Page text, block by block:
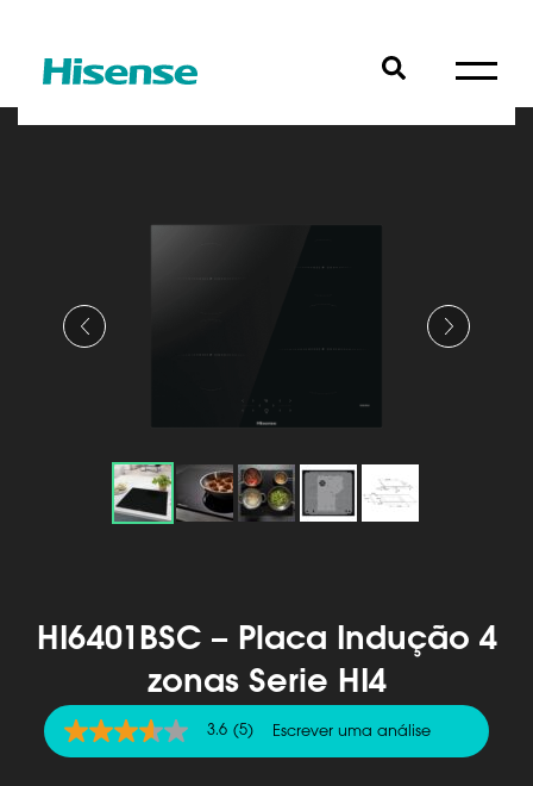
HI6401BSC – Placa Indução 4
zonas Serie HI4
3.6
de
3.6 (5) Escrever uma análise